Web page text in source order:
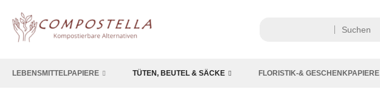
LEBENSMITTELPAPIERE TÜTEN, BEUTEL & SÄCKE FLORISTIK-& GESCHENKPAPIERE